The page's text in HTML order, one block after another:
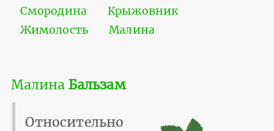
Смородина
Крыжовник
Жимолость
Малина
Малина Бальзам
Относительно